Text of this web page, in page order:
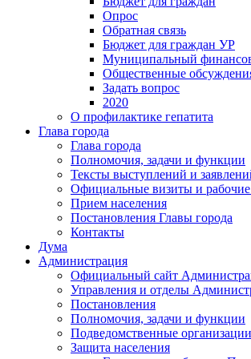
Опрос
Обратная связь
Бюджет для граждан УР
Муниципальный
Общественные
Задать вопрос
2020
О профилактике гепатита
Глава города
Глава города
Полномочия, задачи и функции
Тексты выступлений и
Официальные визиты и рабочие
Прием населения
Постановления Главы города
Контакты
Дума
Администрация
Официальный сайт
Управления и отделы
Постановления
Полномочия, задачи и функции
Подведомственные организации
Защита населения